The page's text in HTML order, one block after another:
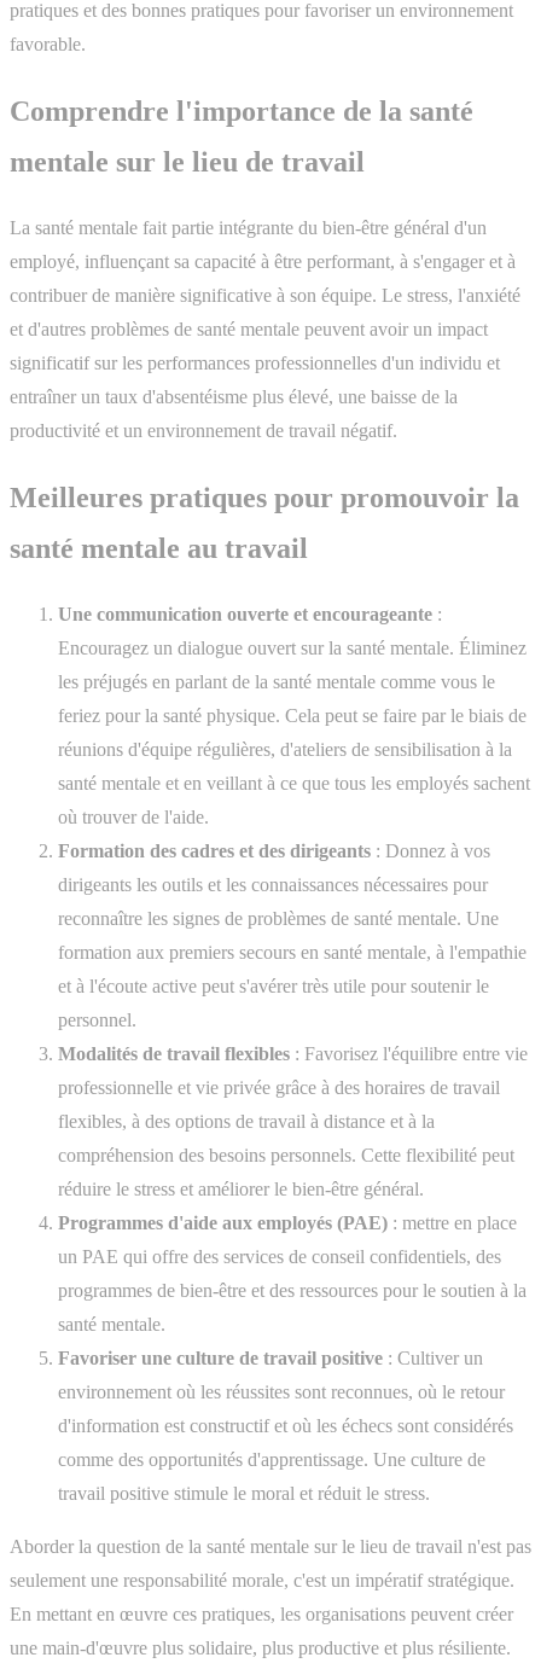
pratiques et des bonnes pratiques pour favoriser un environnement
favorable.
Comprendre l'importance de la santé
mentale sur le lieu de travail
La santé mentale fait partie intégrante du bien-être général d'un
employé, influençant sa capacité à être performant, à s'engager et à
contribuer de manière significative à son équipe. Le stress, l'anxiété
et d'autres problèmes de santé mentale peuvent avoir un impact
significatif sur les performances professionnelles d'un individu et
entraîner un taux d'absentéisme plus élevé, une baisse de la
productivité et un environnement de travail négatif.
Meilleures pratiques pour promouvoir la
santé mentale au travail
Une communication ouverte et encourageante :
Encouragez un dialogue ouvert sur la santé mentale. Éliminez
les préjugés en parlant de la santé mentale comme vous le
feriez pour la santé physique. Cela peut se faire par le biais de
réunions d'équipe régulières, d'ateliers de sensibilisation à la
santé mentale et en veillant à ce que tous les employés sachent
où trouver de l'aide.
Formation des cadres et des dirigeants : Donnez à vos
dirigeants les outils et les connaissances nécessaires pour
reconnaître les signes de problèmes de santé mentale. Une
formation aux premiers secours en santé mentale, à l'empathie
et à l'écoute active peut s'avérer très utile pour soutenir le
personnel.
Modalités de travail flexibles : Favorisez l'équilibre entre vie
professionnelle et vie privée grâce à des horaires de travail
flexibles, à des options de travail à distance et à la
compréhension des besoins personnels. Cette flexibilité peut
réduire le stress et améliorer le bien-être général.
Programmes d'aide aux employés (PAE) : mettre en place
un PAE qui offre des services de conseil confidentiels, des
programmes de bien-être et des ressources pour le soutien à la
santé mentale.
Favoriser une culture de travail positive : Cultiver un
environnement où les réussites sont reconnues, où le retour
d'information est constructif et où les échecs sont considérés
comme des opportunités d'apprentissage. Une culture de
travail positive stimule le moral et réduit le stress.
Aborder la question de la santé mentale sur le lieu de travail n'est pas
seulement une responsabilité morale, c'est un impératif stratégique.
En mettant en œuvre ces pratiques, les organisations peuvent créer
une main-d'œuvre plus solidaire, plus productive et plus résiliente.